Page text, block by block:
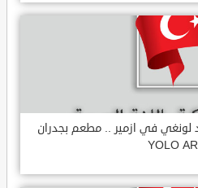
لونغي في ازمير .. مطعم بجدران